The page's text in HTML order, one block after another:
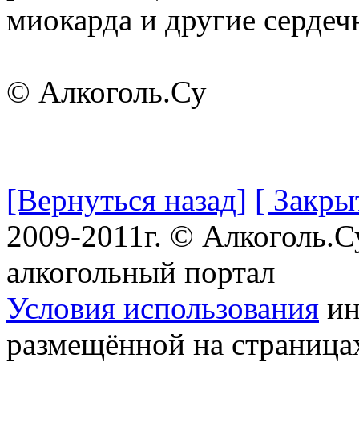
миокарда и другие
© Алкоголь.Су
[Вернуться назад] [
2009-2011г. ©
алкогольный портал
Условия использования
размещённой на